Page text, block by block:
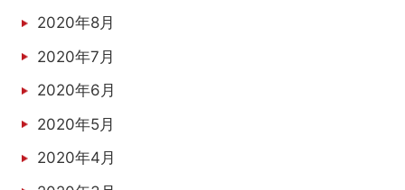
2020年8月
2020年7月
2020年6月
2020年5月
2020年4月